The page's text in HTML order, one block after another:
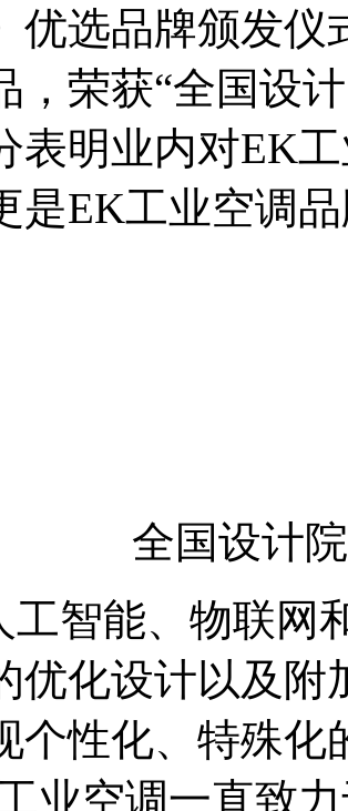
优选品牌颁发仪
，荣获“全国设
表明业内对EK
是EK工业空调
全国设计
工智能、物联网
优化设计以及
个性化、特殊化
业空调一直致